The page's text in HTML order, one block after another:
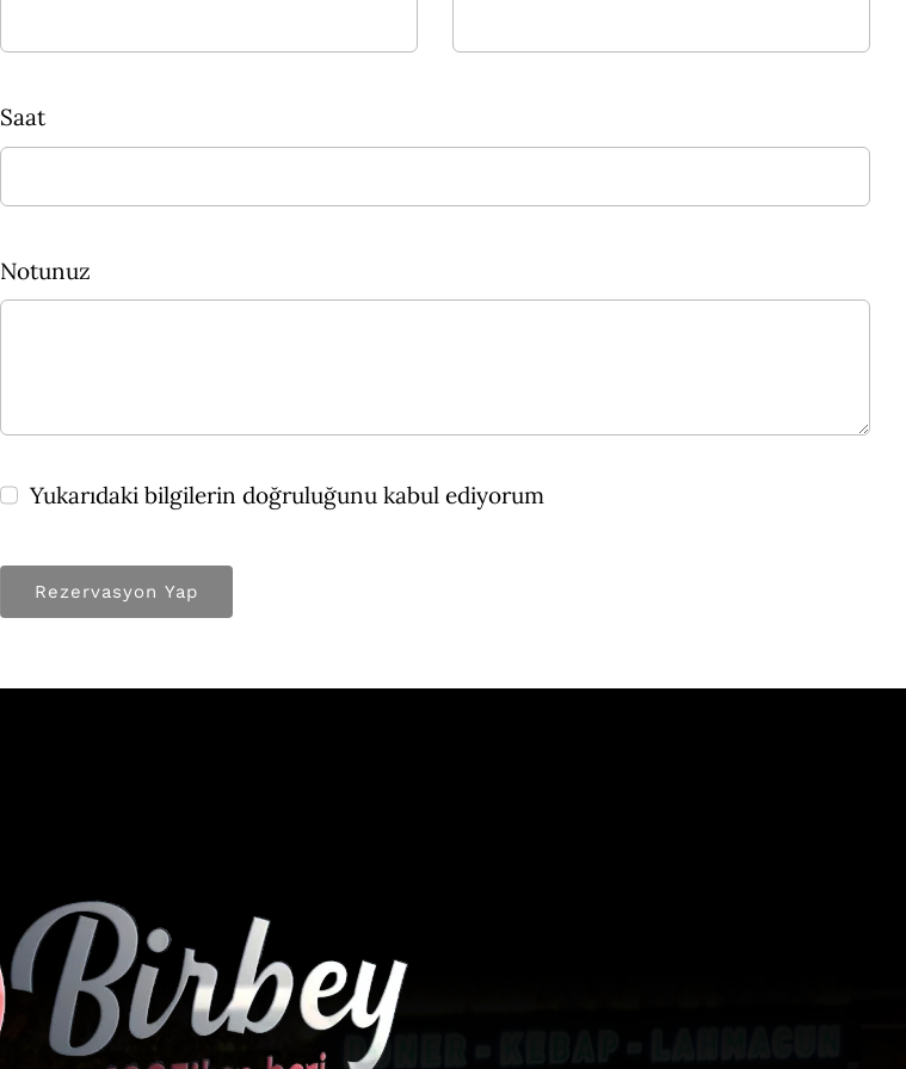
Saat
Notunuz
Yukarıdaki bilgilerin doğruluğunu kabul ediyorum
Rezervasyon Yap